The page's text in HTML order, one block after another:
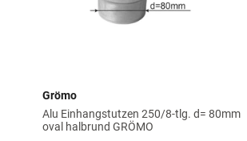
Grömo
Alu Einhangstutzen 250/8-tlg. d= 80mm
oval halbrund GRÖMO